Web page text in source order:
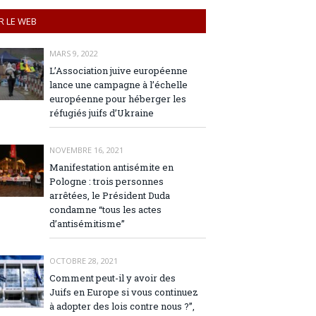
LE WEB
MARS 9, 2022
L’Association juive européenne
lance une campagne à l’échelle
européenne pour héberger les
réfugiés juifs d’Ukraine
NOVEMBRE 16, 2021
Manifestation antisémite en
Pologne : trois personnes
arrêtées, le Président Duda
condamne “tous les actes
d’antisémitisme”
OCTOBRE 28, 2021
Comment peut-il y avoir des
Juifs en Europe si vous continuez
à adopter des lois contre nous ?”,